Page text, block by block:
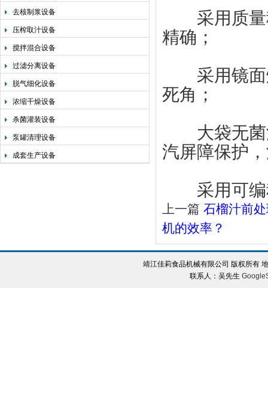
去核制浆设备
压榨取汁设备
搅拌混合设备
过滤分离设备
脱气细化设备
浓缩干燥设备
杀菌灌装设备
泵罐清理设备
成套生产设备
采用质量
精确；
采用镜面
死角；
大袋无菌
汽屏障保护
采用可编
上一篇 石榴汁前
机的效率？
靖江佳莉食品机械有限公司 版权所有
联系人：吴先生